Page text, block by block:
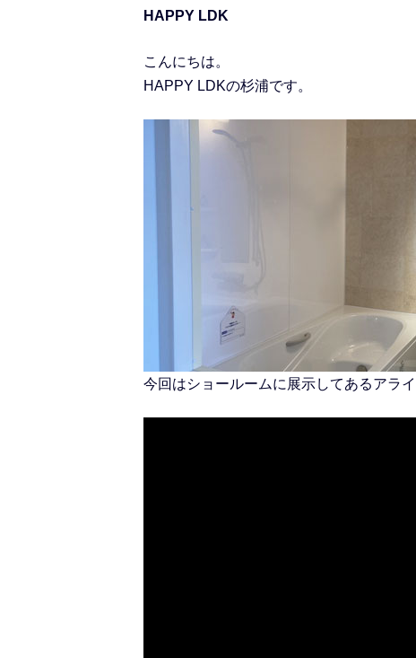
HAPPY LDK
こんにちは。
HAPPY LDKの杉浦です。
今回はショールームに展示してあるアラ